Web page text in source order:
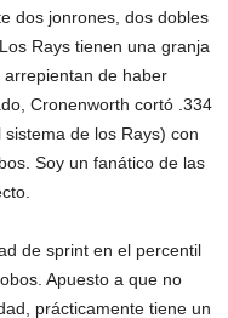
dos jonrones, dos dobles
Rays tienen una granja
de haber
Cronenworth cortó .334
de los Rays) con
Soy un fanático de las
de sprint en el percentil
Apuesto a que no
prácticamente tiene un